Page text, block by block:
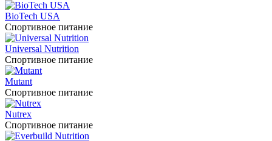
BioTech USA
Спортивное питание
Universal Nutrition
Спортивное питание
Mutant
Спортивное питание
Nutrex
Спортивное питание